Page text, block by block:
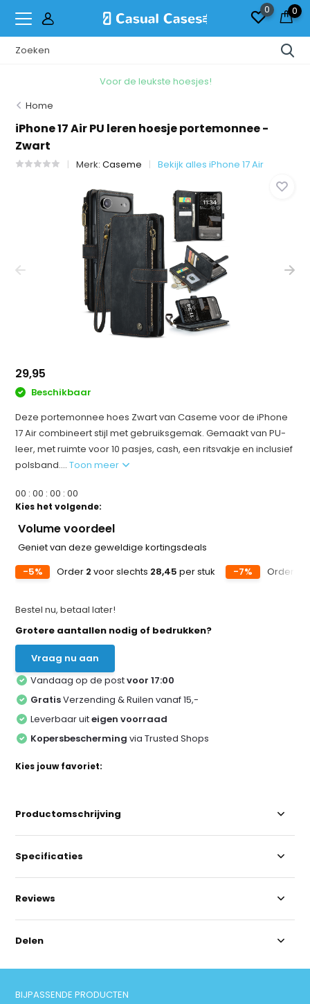
0 0
Voor de leukste hoesjes!
Home
iPhone 17 Air PU leren hoesje portemonnee -
Zwart
Merk:Caseme Bekijk alles iPhone 17 Air
29,95
Beschikbaar
Deze portemonnee hoes Zwart van Caseme voor de iPhone
17 Air combineert stijl met gebruiksgemak. Gemaakt van PU-
leer, met ruimte voor 10 pasjes, cash, een ritsvakje en inclusief
polsband....Toon meer
00 :00 :00 :00
Kies het volgende:
Volume voordeel
Geniet van deze geweldige kortingsdeals
-5%
Order 2 voor slechts 28,45 per stuk -7% Order
Bestel nu, betaal later!
Grotere aantallen nodig of bedrukken?
Vraag nu aan
Vandaag op de postvoor 17:00
GratisVerzending & Ruilen vanaf 15,-
Leverbaar uiteigen voorraad
Kopersbescherming via Trusted Shops
Kies jouw favoriet:
Productomschrijving
Specificaties
Reviews
Delen
BIJPASSENDE PRODUCTEN